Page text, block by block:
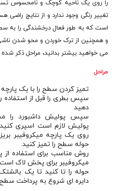
را روی یک ناحیه کوچک و نامحسوس
تغییر رنگی وجود ندارد و از نتایج
است که به طور فعال درخشندگی را به
می خواهید بیشتر بدانید، مراحل ذکر شده
مراحل
تمیز کردن سطح را با یک
سپس بطری را قبل از
دهید
سپس پولیش داشبورد را
پولیش لازم است اسپری
روی یک پارچه میکروفیبر
حوله سطح را تمیز کنید.
روش مناسب برای استفاده
میکروفیبر برای پخش لاک است
حوله را تا کنید تا یک
دایره ای شروع به پرداخت